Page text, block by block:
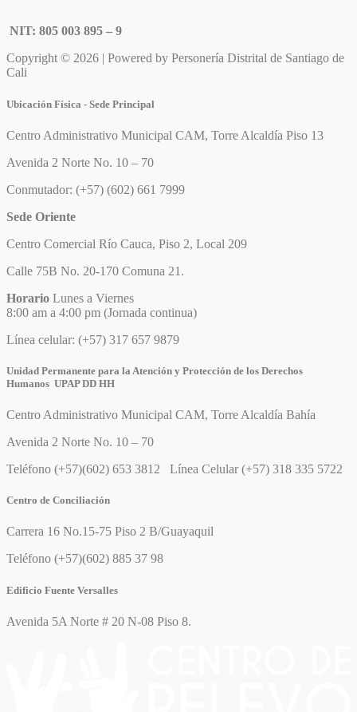
NIT: 805 003 895 – 9
Copyright © 2026 | Powered by Personería Distrital de Santiago de
Cali
Ubicación Física - Sede Principal
Centro Administrativo Municipal CAM, Torre Alcaldía Piso 13
Avenida 2 Norte No. 10 – 70
Conmutador: (+57) (602) 661 7999
Sede Oriente
Centro Comercial Río Cauca, Piso 2, Local 209
Calle 75B No. 20-170 Comuna 21.
Horario Lunes a Viernes
8:00 am a 4:00 pm (Jornada continua)
Línea celular: (+57) 317 657 9879
Unidad Permanente para la Atención y Protección de los Derechos
Humanos UPAP DD HH
Centro Administrativo Municipal CAM, Torre Alcaldía Bahía
Avenida 2 Norte No. 10 – 70
Teléfono (+57)(602) 653 3812 Línea Celular (+57) 318 335 5722
Centro de Conciliación
Carrera 16 No.15-75 Piso 2 B/Guayaquil
Teléfono (+57)(602) 885 37 98
Edificio Fuente Versalles
Avenida 5A Norte # 20 N-08 Piso 8.